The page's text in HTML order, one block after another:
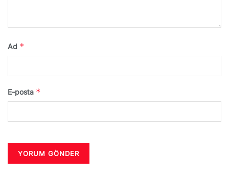
Ad *
E-posta *